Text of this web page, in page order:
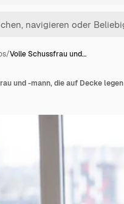
/Volle Schussfrau und…
und -mann, die auf Decke legen